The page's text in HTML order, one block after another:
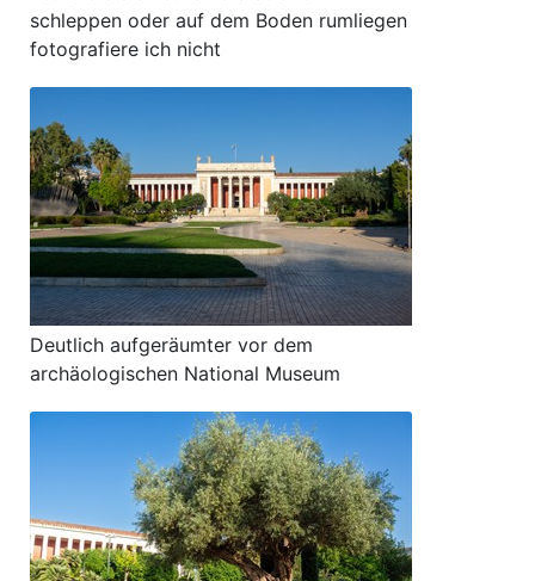
schleppen oder auf dem Boden rumliegen
fotografiere ich nicht
Deutlich aufgeräumter vor dem
archäologischen National Museum